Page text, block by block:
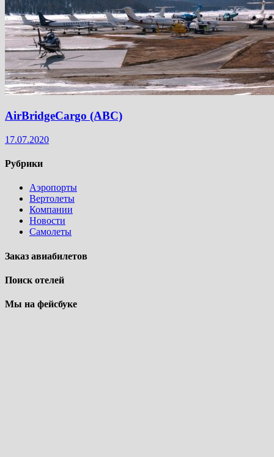
AirBridgeCargo (ABC)
17.07.2020
Рубрики
Аэропорты
Вертолеты
Компании
Новости
Самолеты
Заказ авиабилетов
Поиск отелей
Мы на фейсбуке